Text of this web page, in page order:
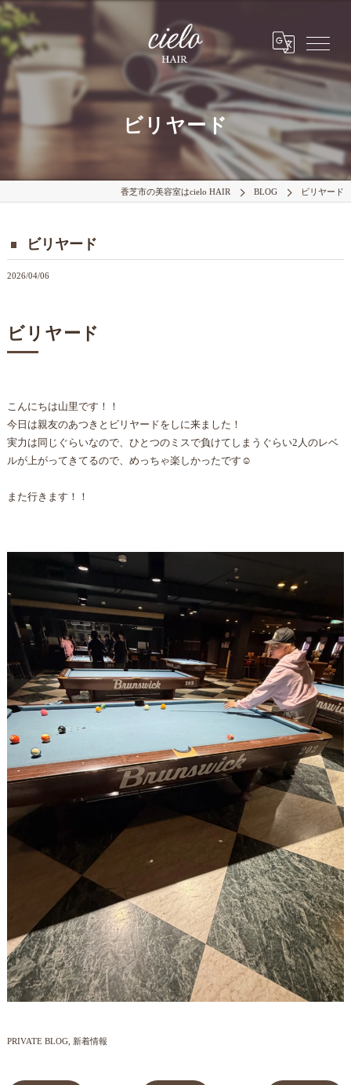
ビリヤード
香芝市の美容室はcielo HAIR BLOG ビリヤード
ビリヤード
2026/04/06
ビリヤード
こんにちは山里です！！
今日は親友のあつきとビリヤードをしに来ました！
実力は同じぐらいなので、ひとつのミスで負けてしまうぐらい2人のレベ
ルが上がってきてるので、めっちゃ楽しかったです☺️
また行きます！！
PRIVATE BLOG 新着情報